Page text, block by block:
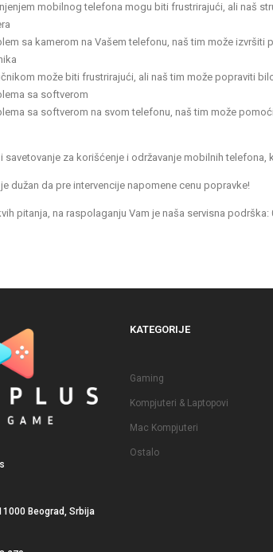
mobilnog telefona mogu biti frustrirajući, ali naš
sa kamerom na Vašem telefonu, naš tim može
može biti frustrirajući, ali naš tim može popraviti
sa softverom
sa softverom na svom telefonu, naš tim može
savetovanje za korišćenje i održavanje mobilnih
dužan da pre intervencije napomene cenu popravke!
pitanja, na raspolaganju Vam je naša servisna podrška:
Beograd, Srbija
KATEGORIJE
Gaming
Kompjuteri & Laptopovi
Mac Kompjuteri
Ostalo